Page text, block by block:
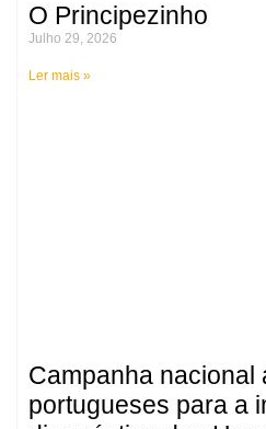
O Principezinho
Julho 29, 2026
Ler mais »
Campanha nacional
portugueses para a